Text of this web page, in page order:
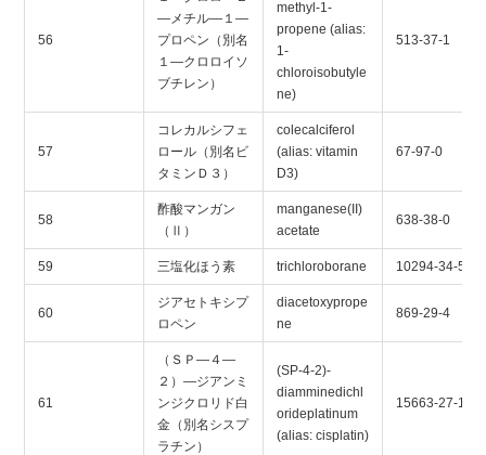
56
―メチル―１―
プロペン（別名
１―クロロイソ
ブチレン）
methyl-1-
propene (alias:
1-
chloroisobutyle
ne)
513-37-1
57
コレカルシフェ
ロール（別名ビ
タミンＤ３）
colecalciferol
(alias: vitamin
D3)
67-97-0
58
酢酸マンガン
（Ⅱ）
manganese(II)
acetate
638-38-0
59 三塩化ほう素 trichloroborane 10294-34-5
60
ジアセトキシプ
ロペン
diacetoxyprope
ne
869-29-4
61
（ＳＰ―４―
２）―ジアンミ
ンジクロリド白
金（別名シスプ
ラチン）
(SP-4-2)-
diamminedichl
orideplatinum
(alias: cisplatin)
15663-27-1